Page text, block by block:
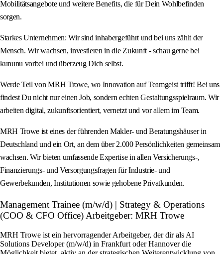
Mobilitätsangebote und weitere Benefits, die für Dein Wohlbefinden
sorgen.
Starkes Unternehmen: Wir sind inhabergeführt und bei uns zählt der
Mensch. Wir wachsen, investieren in die Zukunft - schau gerne bei
kununu vorbei und überzeug Dich selbst.
Werde Teil von MRH Trowe, wo Innovation auf Teamgeist trifft! Bei uns
findest Du nicht nur einen Job, sondern echten Gestaltungsspielraum. Wir
arbeiten digital, zukunftsorientiert, vernetzt und vor allem im Team.
MRH Trowe ist eines der führenden Makler- und Beratungshäuser in
Deutschland und ein Ort, an dem über 2.000 Persönlichkeiten gemeinsam
wachsen. Wir bieten umfassende Expertise in allen Versicherungs-,
Finanzierungs- und Versorgungsfragen für Industrie- und
Gewerbekunden, Institutionen sowie gehobene Privatkunden.
Management Trainee (m/w/d) | Strategy & Operations
(COO & CFO Office) Arbeitgeber: MRH Trowe
MRH Trowe ist ein hervorragender Arbeitgeber, der dir als AI
Solutions Developer (m/w/d) in Frankfurt oder Hannover die